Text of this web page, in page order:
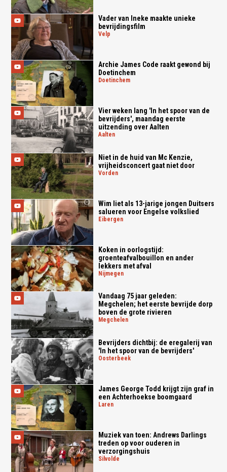
Vader van Ineke maakte unieke
bevrijdingsfilm
velp
Archie James Code raakt gewond bij
Doetinchem
doetinchem
Vier weken lang 'In het spoor van de
bevrijders', maandag eerste
uitzending over Aalten
aalten
Niet in de huid van Mc Kenzie,
vrijheidsconcert gaat niet door
vorden
Wim liet als 13-jarige jongen Duitsers
salueren voor Engelse volkslied
eibergen
Koken in oorlogstijd:
groenteafvalbouillon en ander
lekkers met afval
nijmegen
Vandaag 75 jaar geleden:
Megchelen; het eerste bevrijde dorp
boven de grote rivieren
megchelen
Bevrijders dichtbij: de eregalerij van
'In het spoor van de bevrijders'
oosterbeek
James George Todd krijgt zijn graf in
een Achterhoekse boomgaard
laren
Muziek van toen: Andrews Darlings
treden op voor ouderen in
verzorgingshuis
silvolde